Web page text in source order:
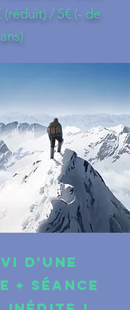
(réduit) / 5€ (- de
d'une
+ séance